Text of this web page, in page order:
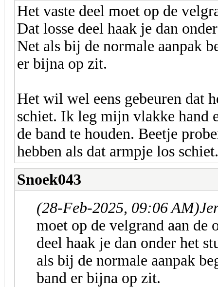
Het vaste deel moet op de
Dat losse deel haak je dan
Net als bij de normale aanpak
er bijna op zit.
Het wil wel eens gebeuren dat
schiet. Ik leg mijn vlakke hand
de band te houden. Beetje
hebben als dat armpje los
Snoek043
(28-Feb-2025, 09:06 AM)
moet op de velgrand aan de
deel haak je dan onder het
als bij de normale aanpak
band er bijna op zit.